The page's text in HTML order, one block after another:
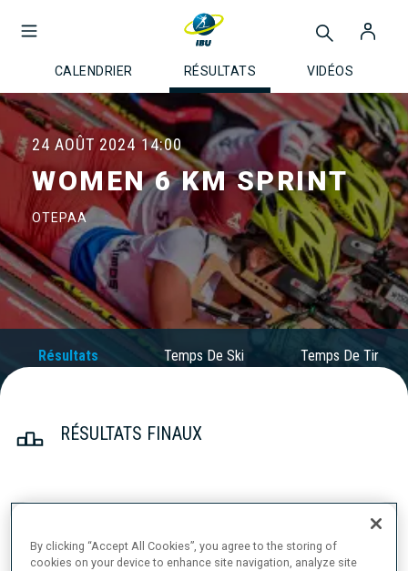
CALENDRIER RÉSULTATS VIDÉOS
24 AOÛT 2024 14:00
WOMEN 6 KM SPRINT
OTEPAA
Résultats
Officiels
Temps De Ski Temps De Tir
RÉSULTATS FINAUX
CZE 0
By clicking “Accept All Cookies”, you agree to the storing of
cookies on your device to enhance site navigation, analyze site